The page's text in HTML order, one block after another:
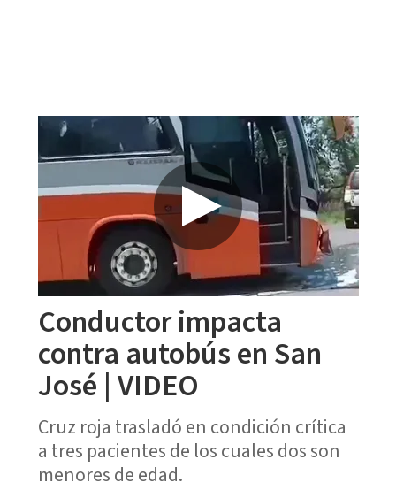
Conductor impacta
contra autobús en San
José | VIDEO
Cruz roja trasladó en condición crítica
a tres pacientes de los cuales dos son
menores de edad.